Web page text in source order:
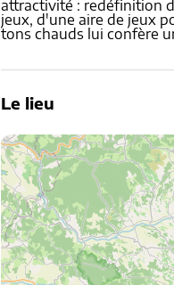
attractivité : redéfinition
jeux, d'une aire de jeux
tons chauds lui confère
Le lieu